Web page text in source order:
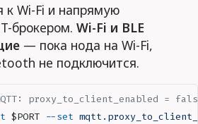
к Wi-Fi и напрямую
брокером. Wi-Fi и BLE
— пока нода на Wi-Fi,
не подключится.
proxy_to_client_enabled =
$PORT --set